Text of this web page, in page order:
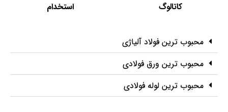
کاتالوگ
استخدام
محبوب ترین فولاد آلیاژی
محبوب ترین ورق فولادی
محبوب ترین لوله فولادی